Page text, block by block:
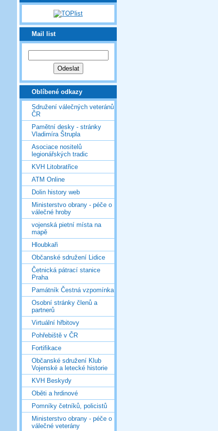
Mail list
Oblíbené odkazy
Sdružení válečných veteránů
ČR
Pamětní desky - stránky
Vladimíra Štrupla
Asociace nositelů
legionářských tradic
KVH Litobratřice
ATM Online
Dolin history web
Ministerstvo obrany - péče o
válečné hroby
vojenská pietní místa na
mapě
Hloubkaři
Občanské sdružení Lidice
Četnická pátrací stanice
Praha
Památník Čestná vzpomínka
Osobní stránky členů a
partnerů
Virtuální hřbitovy
Pohřebiště v ČR
Fortifikace
Občanské sdružení Klub
Vojenské a letecké historie
KVH Beskydy
Oběti a hrdinové
Pomníky četníků, policistů
Ministerstvo obrany - péče o
válečné veterány